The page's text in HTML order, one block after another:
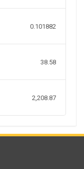
0.101882
38.58
2,208.87